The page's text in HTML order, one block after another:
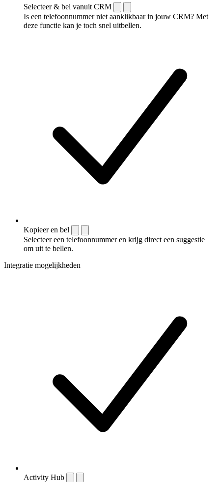
Selecteer & bel vanuit CRM
Is een telefoonnummer niet aanklikbaar in jouw CRM? Met
deze functie kan je toch snel uitbellen.
Kopieer en bel
Selecteer een telefoonnummer en krijg direct een suggestie
om uit te bellen.
Integratie mogelijkheden
Activity Hub